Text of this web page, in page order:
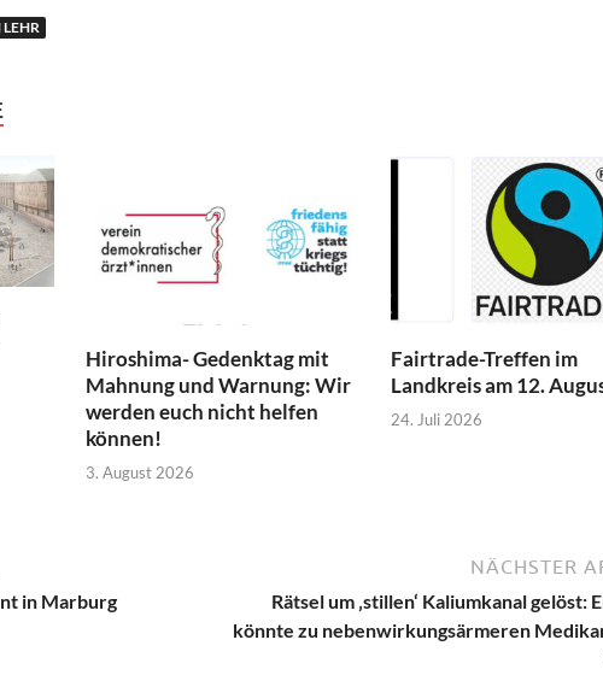
Hiroshima- Gedenktag mit
Mahnung und Warnung: Wir
werden euch nicht helfen
können!
3. August 2026
Fairtrade-Treffen im
Landkreis am 12.
24. Juli 2026
in Marburg
NÄCHSTER
Rätsel um ‚stillen‘ Kaliumkanal gelöst:
könnte zu nebenwirkungsärmeren